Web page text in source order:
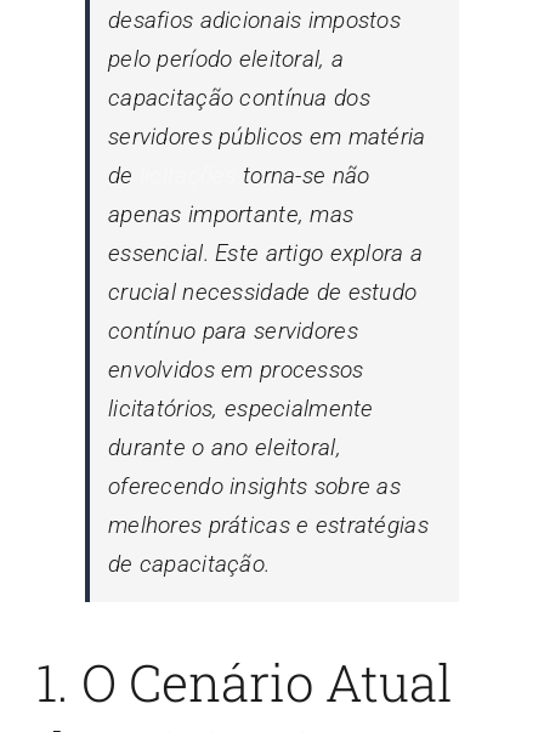
desafios adicionais impostos
pelo período eleitoral, a
capacitação contínua dos
servidores públicos em matéria
de
torna-se não
apenas importante, mas
essencial. Este artigo explora a
crucial necessidade de estudo
contínuo para servidores
envolvidos em processos
licitatórios, especialmente
durante o ano eleitoral,
oferecendo insights sobre as
melhores práticas e estratégias
de capacitação.
1. O Cenário Atual